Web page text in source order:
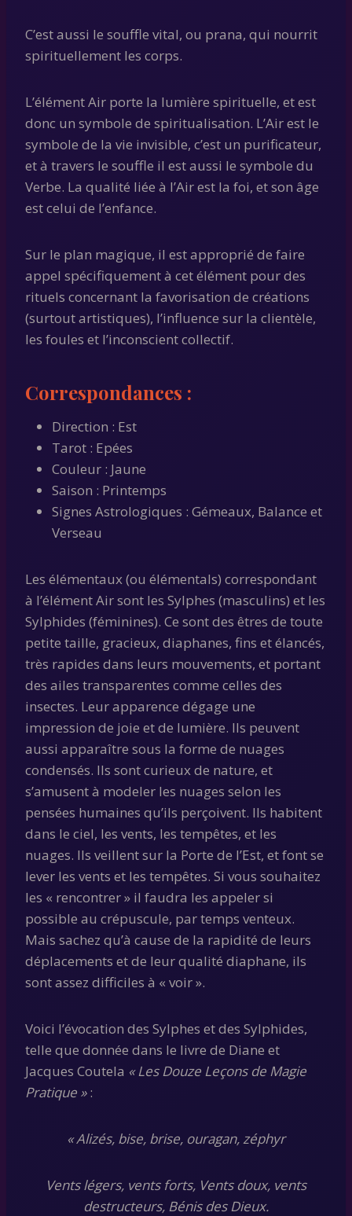
C’est aussi le souffle vital, ou prana, qui nourrit
spirituellement les corps.
L’élément Air porte la lumière spirituelle, et est
donc un symbole de spiritualisation. L’Air est le
symbole de la vie invisible, c’est un purificateur,
et à travers le souffle il est aussi le symbole du
Verbe. La qualité liée à l’Air est la foi, et son âge
est celui de l’enfance.
Sur le plan magique, il est approprié de faire
appel spécifiquement à cet élément pour des
rituels concernant la favorisation de créations
(surtout artistiques), l’influence sur la clientèle,
les foules et l’inconscient collectif.
Correspondances :
Direction : Est
Tarot : Epées
Couleur : Jaune
Saison : Printemps
Signes Astrologiques : Gémeaux, Balance et
Verseau
Les élémentaux (ou élémentals) correspondant
à l’élément Air sont les Sylphes (masculins) et les
Sylphides (féminines). Ce sont des êtres de toute
petite taille, gracieux, diaphanes, fins et élancés,
très rapides dans leurs mouvements, et portant
des ailes transparentes comme celles des
insectes. Leur apparence dégage une
impression de joie et de lumière. Ils peuvent
aussi apparaître sous la forme de nuages
condensés. Ils sont curieux de nature, et
s’amusent à modeler les nuages selon les
pensées humaines qu’ils perçoivent. Ils habitent
dans le ciel, les vents, les tempêtes, et les
nuages. Ils veillent sur la Porte de l’Est, et font se
lever les vents et les tempêtes. Si vous souhaitez
les « rencontrer » il faudra les appeler si
possible au crépuscule, par temps venteux.
Mais sachez qu’à cause de la rapidité de leurs
déplacements et de leur qualité diaphane, ils
sont assez difficiles à « voir ».
Voici l’évocation des Sylphes et des Sylphides,
telle que donnée dans le livre de Diane et
Jacques Coutela « Les Douze Leçons de Magie
Pratique »:
« Alizés, bise, brise, ouragan, zéphyr
Vents légers, vents forts, Vents doux, vents
destructeurs, Bénis des Dieux.